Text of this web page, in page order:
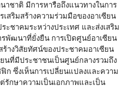
ชาติ มีการหารือถึงแนวทางในการ
เสริมสร้างความร่วมมือของอาเซียน
ชาคมระหว่างประเทศ และส่งเสริม
พัฒนาที่ยั่งยืน การเปิดศูนย์อาเซียน
ร้างวิสัยทัศน์ของประชาคมอาเซียน
นที่มีประชาชนเป็นศูนย์กลางรวมถึง
ก ซึ่งเห็นการเปลี่ยนแปลงและความ
รักษาความเป็นเอกภาพและเป็น